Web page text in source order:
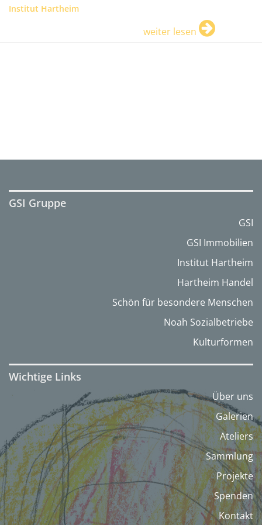
Institut Hartheim
weiter lesen
GSI Gruppe
GSI
GSI Immobilien
Institut Hartheim
Hartheim Handel
Schön für besondere Menschen
Noah Sozialbetriebe
Kulturformen
Wichtige Links
Über uns
Galerien
Ateliers
Sammlung
Projekte
Spenden
Kontakt